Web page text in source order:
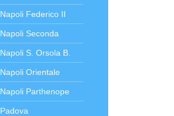
Napoli Federico II
Napoli Seconda
Napoli S. Orsola B.
Napoli Orientale
Napoli Parthenope
Padova